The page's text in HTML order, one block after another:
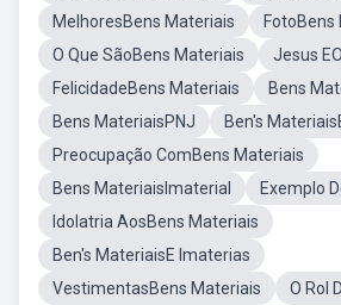
MelhoresBens Materiais
FotoBens
O Que SãoBens Materiais
Jesus
FelicidadeBens Materiais
Bens
Bens MateriaisPNJ
Ben's
Preocupação ComBens Materiais
Bens MateriaisImaterial
Exemplo
Idolatria AosBens Materiais
Ben's MateriaisE Imaterias
VestimentasBens Materiais
O Rol